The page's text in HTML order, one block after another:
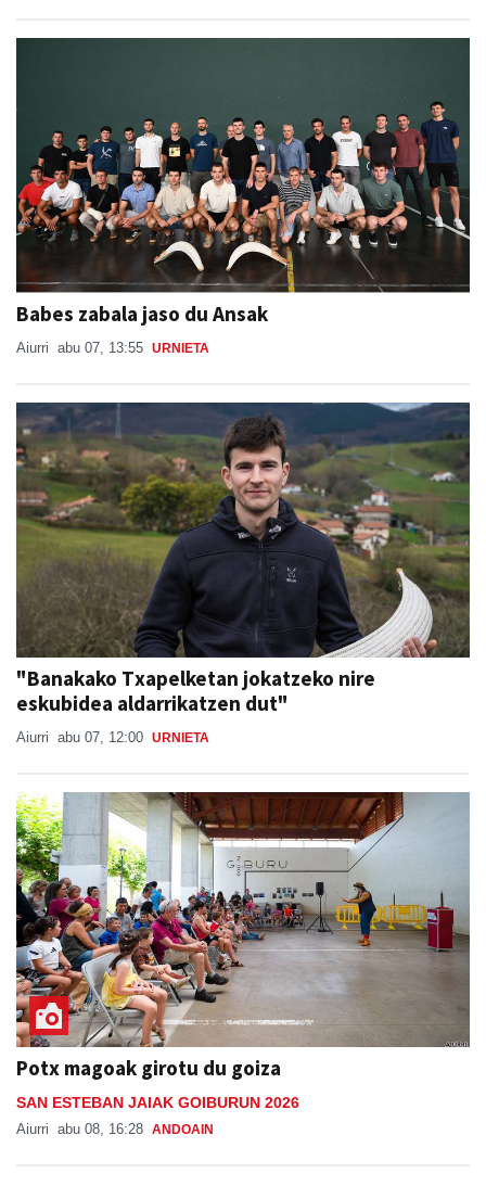
Babes zabala jaso du Ansak
Aiurri abu 07, 13:55 URNIETA
"Banakako Txapelketan jokatzeko nire
eskubidea aldarrikatzen dut"
Aiurri abu 07, 12:00 URNIETA
Potx magoak girotu du goiza
SAN ESTEBAN JAIAK GOIBURUN 2026
Aiurri abu 08, 16:28 ANDOAIN